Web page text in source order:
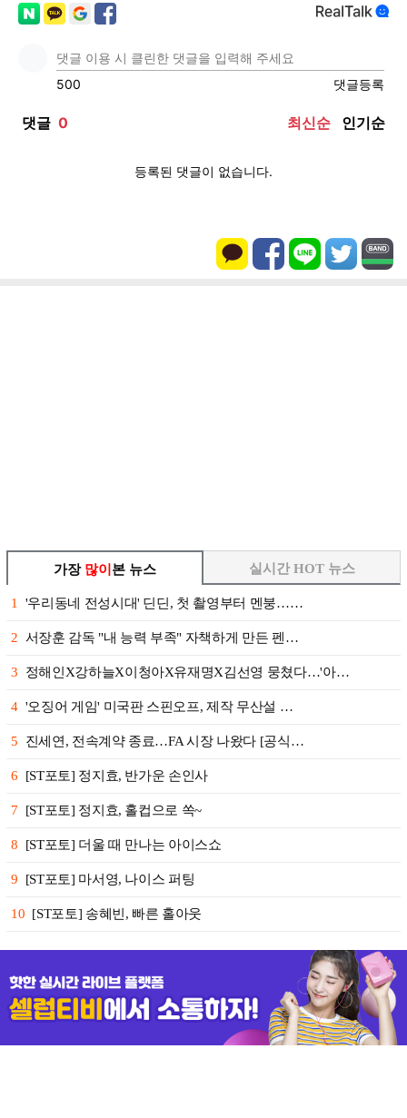
가장 많이 본 뉴스
1 '우리동네 전성시대' 딘딘, 첫 촬영부터 멘붕……
2 서장훈 감독 "내 능력 부족" 자책하게 만든 펜…
3 정해인X강하늘X이청아X유재명X김선영 뭉쳤다…'아…
4 '오징어 게임' 미국판 스핀오프, 제작 무산설 …
5 진세연, 전속계약 종료…FA 시장 나왔다 [공식…
6 [ST포토] 정지효, 반가운 손인사
7 [ST포토] 정지효, 홀컵으로 쏙~
8 [ST포토] 더울 때 만나는 아이스쇼
9 [ST포토] 마서영, 나이스 퍼팅
10 [ST포토] 송혜빈, 빠른 홀아웃
실시간 HOT 뉴스